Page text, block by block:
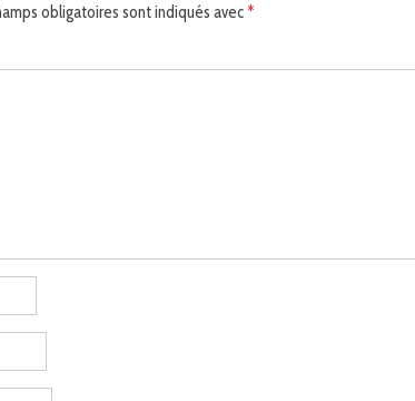
obligatoires sont indiqués avec*